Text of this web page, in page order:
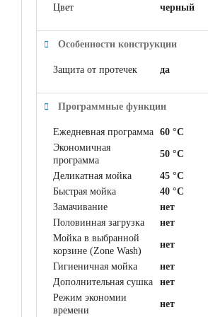
Цвет
черный
Особенности конструкции
Защита от протечек да
Программные функции
Ежедневная программа 60 °C
Экономичная
программа
50 °C
Деликатная мойка
45 °C
Быстрая мойка
40 °C
Замачивание
нет
Половинная загрузка
нет
Мойка в выбранной
корзине (Zone Wash)
нет
Гигиеничная мойка
нет
Дополнительная сушка
нет
Режим экономии
времени
нет